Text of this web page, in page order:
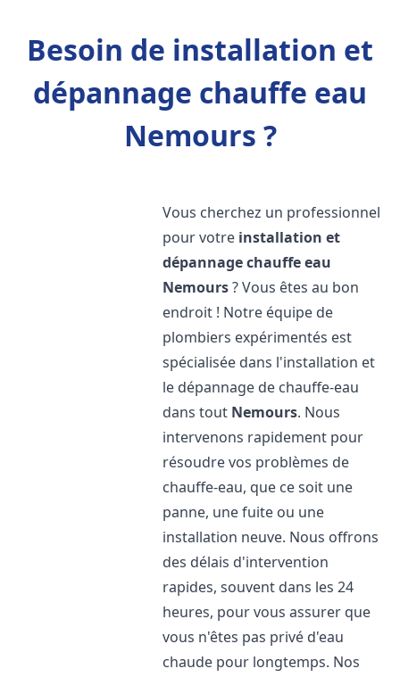
Besoin de installation et
dépannage chauffe eau
Nemours ?
Vous cherchez un professionnel
pour votre installation et
dépannage chauffe eau
Nemours? Vous êtes au bon
endroit ! Notre équipe de
plombiers expérimentés est
spécialisée dans l'installation et
le dépannage de chauffe-eau
dans tout Nemours. Nous
intervenons rapidement pour
résoudre vos problèmes de
chauffe-eau, que ce soit une
panne, une fuite ou une
installation neuve. Nous offrons
des délais d'intervention
rapides, souvent dans les 24
heures, pour vous assurer que
vous n'êtes pas privé d'eau
chaude pour longtemps. Nos